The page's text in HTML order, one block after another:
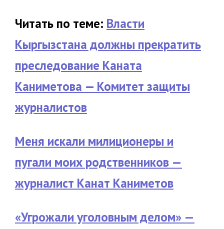
Читать по теме: Власти
Кыргызстана должны прекратить
преследование Каната
Каниметова — Комитет защиты
журналистов
Меня искали милиционеры и
пугали моих родственников —
журналист Канат Каниметов
«Угрожали уголовным делом» —